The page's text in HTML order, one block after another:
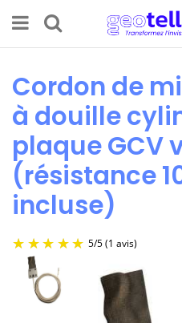
Cordon de
à douille
plaque GCV
(résistance
incluse)
5 5 (1 avis)